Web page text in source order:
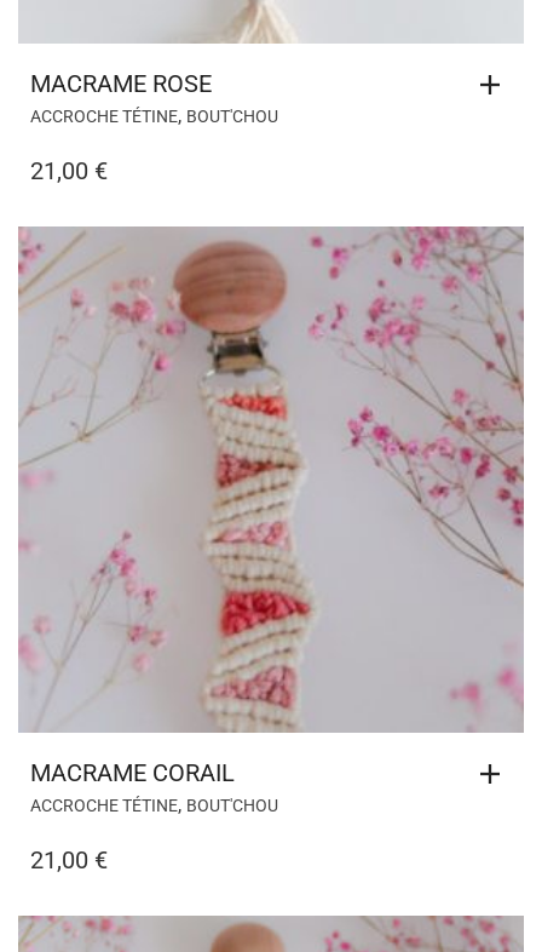
MACRAME ROSE
ACCROCHE TÉTINE, BOUT'CHOU
21,00 €
MACRAME CORAIL
ACCROCHE TÉTINE, BOUT'CHOU
21,00 €